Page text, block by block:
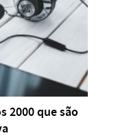
2000 que são